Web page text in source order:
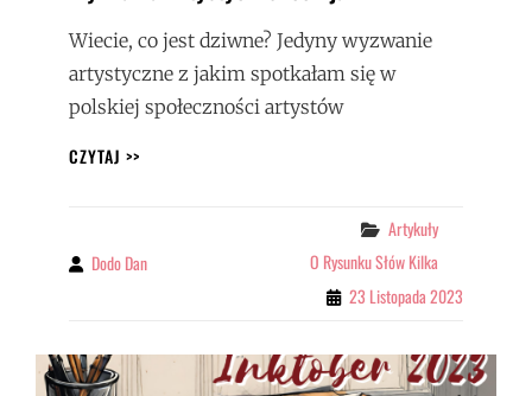
Wiecie, co jest dziwne? Jedyny wyzwanie
artystyczne z jakim spotkałam się w
polskiej społeczności artystów
CZYTAJ >>
By Dodo Dan
Categories
Artykuły
O Rysunku Słów Kilka
23 Listopada 2023